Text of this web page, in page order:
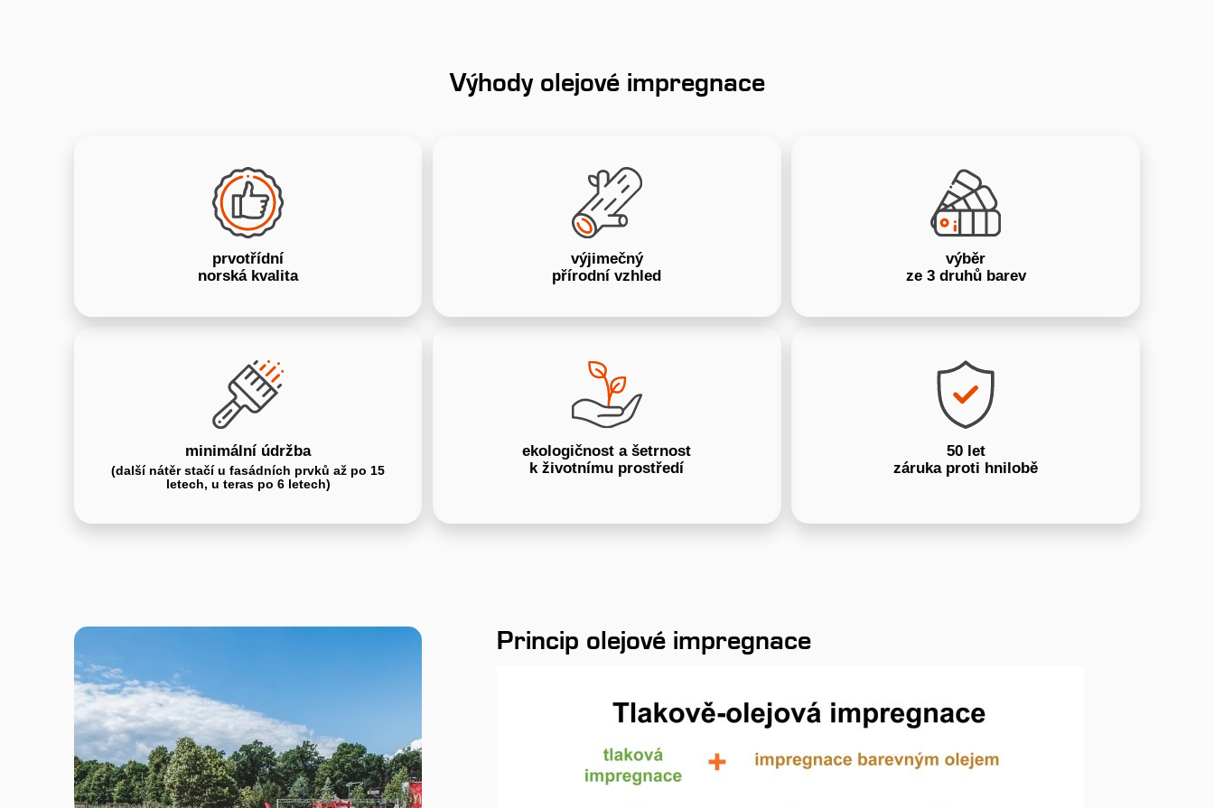
Výhody olejové impregnace
prvotřídní
norská kvalita
výjimečný
přírodní vzhled
výběr
ze 3 druhů barev
minimální údržba
(další nátěr stačí u fasádních prvků až po 15
letech, u teras po 6 letech)
ekologičnost a šetrnost
k životnímu prostředí
50 let
záruka proti hnilobě
Princip olejové impregnace